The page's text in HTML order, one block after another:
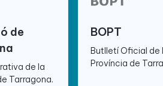
de
de la
Tarragona.
BOPT
Butlletí Oficial de
Província de